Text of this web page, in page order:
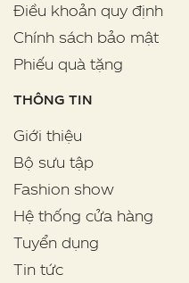
Điều khoản quy định
Chính sách bảo mật
Phiếu quà tặng
THÔNG TIN
Giới thiệu
Bộ sưu tập
Fashion show
Hệ thống cửa hàng
Tuyển dụng
Tin tức